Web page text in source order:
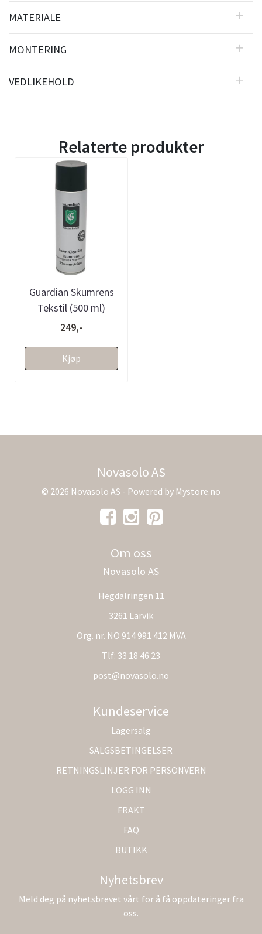
MATERIALE
MONTERING
VEDLIKEHOLD
Relaterte produkter
Guardian Skumrens
Tekstil (500 ml)
249,-
Kjøp
Novasolo AS
© 2026 Novasolo AS - Powered by Mystore.no
Om oss
Novasolo AS
Hegdalringen 11
3261 Larvik
Org. nr. NO 914 991 412 MVA
Tlf: 33 18 46 23
post@novasolo.no
Kundeservice
Lagersalg
SALGSBETINGELSER
RETNINGSLINJER FOR PERSONVERN
LOGG INN
FRAKT
FAQ
BUTIKK
Nyhetsbrev
Meld deg på nyhetsbrevet vårt for å få oppdateringer fra
oss.